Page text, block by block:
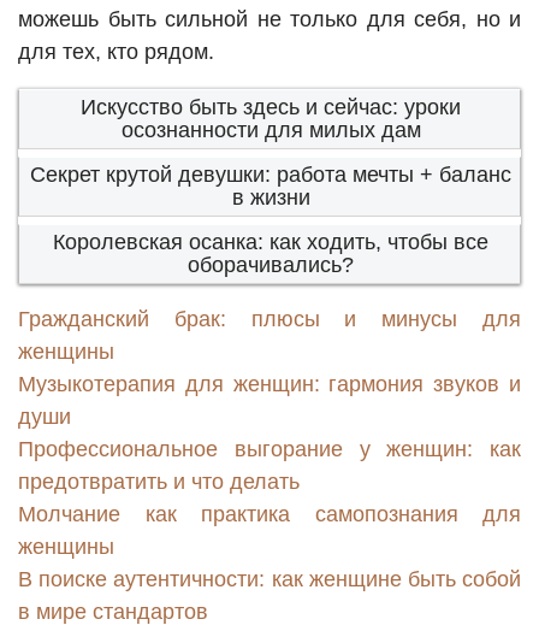
можешь быть сильной не только для себя, но и
для тех, кто рядом.
Искусство быть здесь и сейчас: уроки
осознанности для милых дам
Секрет крутой девушки: работа мечты + баланс
в жизни
Королевская осанка: как ходить, чтобы все
оборачивались?
Гражданский брак: плюсы и минусы для
женщины
Музыкотерапия для женщин: гармония звуков и
души
Профессиональное выгорание у женщин: как
предотвратить и что делать
Молчание как практика самопознания для
женщины
В поиске аутентичности: как женщине быть собой
в мире стандартов